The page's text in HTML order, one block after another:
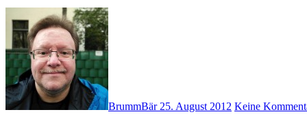
BrummBär 25. August 2012 Keine